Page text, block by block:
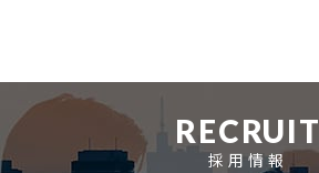
RECRUIT
採用情報